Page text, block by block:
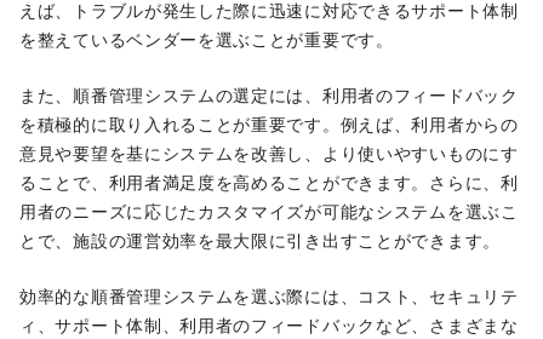
えば、トラブルが発生した際に迅速に対応できるサポート体制
を整えているベンダーを選ぶことが重要です。
また、順番管理システムの選定には、利用者のフィードバック
を積極的に取り入れることが重要です。例えば、利用者からの
意見や要望を基にシステムを改善し、より使いやすいものにす
ることで、利用者満足度を高めることができます。さらに、利
用者のニーズに応じたカスタマイズが可能なシステムを選ぶこ
とで、施設の運営効率を最大限に引き出すことができます。
効率的な順番管理システムを選ぶ際には、コスト、セキュリテ
ィ、サポート体制、利用者のフィードバックなど、さまざまな